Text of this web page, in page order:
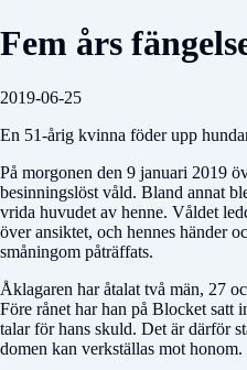
Fem års
2019-06-25
En 51-årig kvinna föder upp
På morgonen den 9 januari 2019
besinningslöst våld. Bland annat
vrida huvudet av henne. Våldet
över ansiktet, och hennes händer
småningom påträffats.
Åklagaren har åtalat två män, 27
Före rånet har han på Blocket satt
talar för hans skuld. Det är därför
domen kan verkställas mot honom.